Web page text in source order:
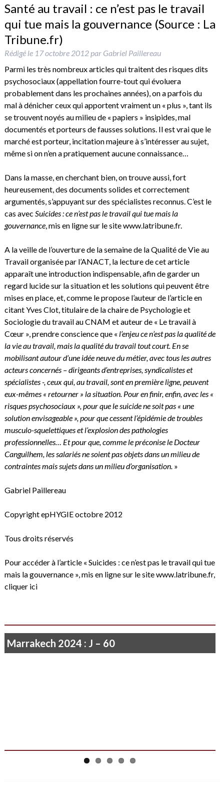
Santé au travail : ce n’est pas le travail
qui tue mais la gouvernance (Source : La
Tribune.fr)
Rédigé le 17 octobre 2012par Gabriel Paillereau
Parmi les très nombreux articles qui traitent des risques dits
psychosociaux (appellation fourre-tout qui évoluera
probablement dans les prochaines années), on a parfois du
mal à dénicher ceux qui apportent vraiment un « plus », tant ils
se trouvent noyés au milieu de « papiers » insipides, mal
documentés et porteurs de fausses solutions. Il est vrai que le
marché est porteur, incitation majeure à s’intéresser au sujet,
même si on n’en a pratiquement aucune connaissance…
Dans la masse, en cherchant bien, on trouve aussi, fort
heureusement, des documents solides et correctement
argumentés, s’appuyant sur des spécialistes reconnus. C’est le
cas avec Suicides : ce n’est pas le travail qui tue mais la
gouvernance, mis en ligne sur le sitewww.latribune.fr.
A la veille de l’ouverture de la semaine de la Qualité de Vie au
Travail organisée par l’ANACT, la lecture de cet article
apparaît une introduction indispensable, afin de garder un
regard lucide sur la situation et les solutions qui peuvent être
mises en place, et, comme le propose l’auteur de l’article en
citant Yves Clot, titulaire de la chaire de Psychologie et
Sociologie du travail au CNAM et auteur de « Le travail à
Cœur », prendre conscience que « l’enjeu ce n’est pas la qualité de
la vie au travail, mais la qualité du travail tout court. En se
mobilisant autour d’une idée neuve du métier, avec tous les autres
acteurs concernés – dirigeants d’entreprises, syndicalistes et
spécialistes -, ceux qui, au travail, sont en première ligne, peuvent
eux-mêmes « retourner » la situation. Pour en finir, enfin, avec les «
risques psychosociaux », pour que le suicide ne soit pas « une
solution envisageable », pour que cessent l’épidémie de troubles
musculo-squelettiques et l’explosion des pathologies
professionnelles… Et pour que, comme le préconise le Docteur
Canguilhem, les salariés ne soient pas objets dans un milieu de
contraintes mais sujets dans un milieu d’organisation. »
Gabriel Paillereau
Copyright epHYGIE octobre 2012
Tous droits réservés
Pour accéder à l’article « Suicides : ce n’est pas le travail qui tue
mais la gouvernance », mis en ligne sur le sitewww.latribune.fr,
cliquer ici
Marrakech 2024 : J – 60